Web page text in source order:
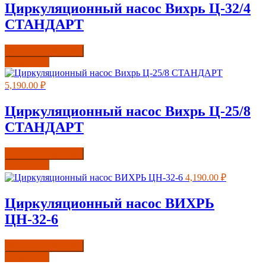
Циркуляционный насос Вихрь Ц-32/4
СТАНДАРТ
5,190.00 ₽
Циркуляционный насос Вихрь Ц-25/8
СТАНДАРТ
4,190.00 ₽
Циркуляционный насос ВИХРЬ
ЦН-32-6